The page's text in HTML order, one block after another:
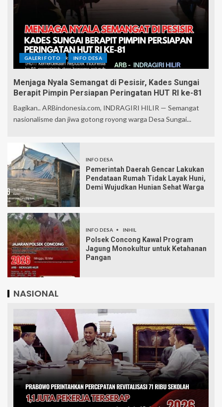
GALERI FOTO INFO DESA
Menjaga Nyala Semangat di Pesisir, Kades Sungai
Berapit Pimpin Persiapan Peringatan HUT RI ke-81
Bagikan.. ARBindonesia.com, INDRAGIRI HILIR — Semangat
nasionalisme dan jiwa gotong royong warga Desa Sungai...
INFO DESA
Pemerintah Daerah Gencar Lakukan
Pendataan Rumah Tidak Layak Huni,
Demi Wujudkan Hunian Sehat Warga
INFO DESA INHIL
Polsek Concong Kawal Program
Jagung Monokultur untuk Ketahanan
Pangan
NASIONAL